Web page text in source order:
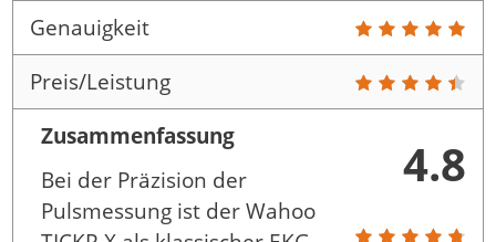
Genauigkeit
Preis/Leistung
4.8
Zusammenfassung
Bei der Präzision der
Pulsmessung ist der Wahoo